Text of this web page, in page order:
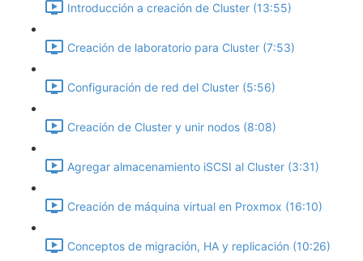
Introducción a creación de Cluster (13:55)
Creación de laboratorio para Cluster (7:53)
Configuración de red del Cluster (5:56)
Creación de Cluster y unir nodos (8:08)
Agregar almacenamiento iSCSI al Cluster (3:31)
Creación de máquina virtual en Proxmox (16:10)
Conceptos de migración, HA y replicación (10:26)